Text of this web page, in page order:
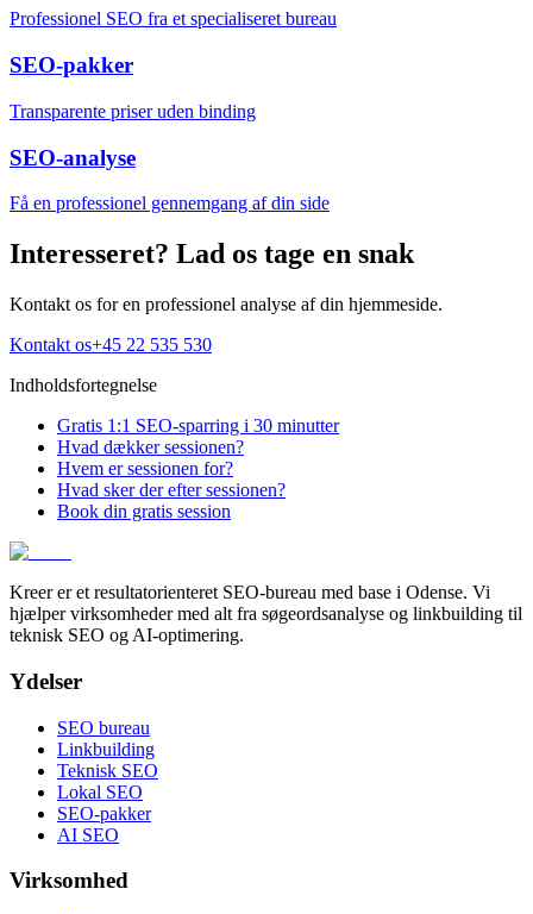
Professionel SEO fra et specialiseret bureau
SEO-pakker
Transparente priser uden binding
SEO-analyse
Få en professionel gennemgang af din side
Interesseret? Lad os tage en snak
Kontakt os for en professionel analyse af din hjemmeside.
Kontakt os+45 22 535 530
Indholdsfortegnelse
Gratis 1:1 SEO-sparring i 30 minutter
Hvad dækker sessionen?
Hvem er sessionen for?
Hvad sker der efter sessionen?
Book din gratis session
Kreer er et resultatorienteret SEO-bureau med base i Odense. Vi
hjælper virksomheder med alt fra søgeordsanalyse og linkbuilding til
teknisk SEO og AI-optimering.
Ydelser
SEO bureau
Linkbuilding
Teknisk SEO
Lokal SEO
SEO-pakker
AI SEO
Virksomhed